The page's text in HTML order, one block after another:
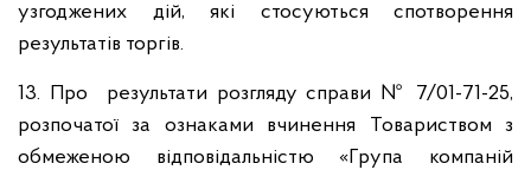
узгоджених дій, які стосуються спотворення
результатів торгів.
13. Про результати розгляду справи № 7/01-71-25,
розпочатої за ознаками вчинення Товариством з
обмеженою відповідальністю «Група компаній